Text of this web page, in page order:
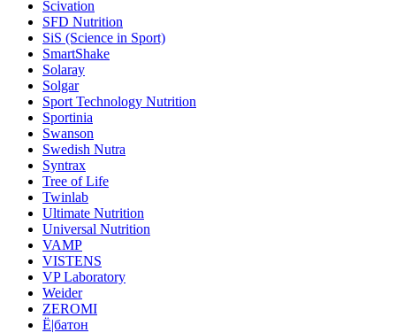
Scivation
SFD Nutrition
SiS (Science in Sport)
SmartShake
Solaray
Solgar
Sport Technology Nutrition
Sportinia
Swanson
Swedish Nutra
Syntrax
Tree of Life
Twinlab
Ultimate Nutrition
Universal Nutrition
VAMP
VISTENS
VP Laboratory
Weider
ZEROMI
Ё|батон